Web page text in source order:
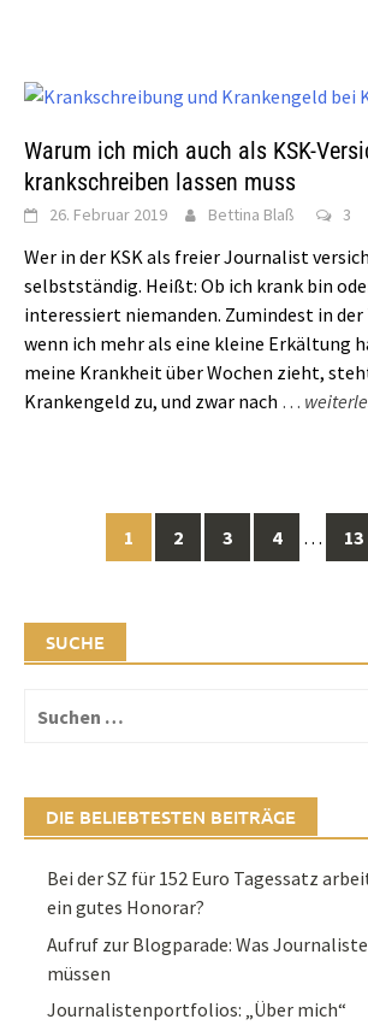
Warum ich mich auch als KSK-
krankschreiben lassen muss
26. Februar 2019 Bettina Blaß 3
Wer in der KSK als freier Journalist
selbstständig. Heißt: Ob ich krank bin
interessiert niemanden. Zumindest in der
wenn ich mehr als eine kleine Erkältung
meine Krankheit über Wochen zieht,
Krankengeld zu, und zwar nach …
navigation
1 2 3 4 … 13
SUCHE
nach:
DIE BELIEBTESTEN BEITRÄGE
Bei der SZ für 152 Euro Tagessatz
ein gutes Honorar?
Aufruf zur Blogparade: Was
müssen
Journalistenportfolios: „Über mich“